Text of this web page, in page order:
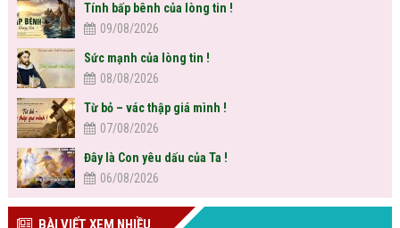
Tính bấp bênh của lòng tin !
09/08/2026
Sức mạnh của lòng tin !
08/08/2026
Từ bỏ – vác thập giá mình !
07/08/2026
Đây là Con yêu dấu của Ta !
06/08/2026
BÀI VIẾT XEM NHIỀU